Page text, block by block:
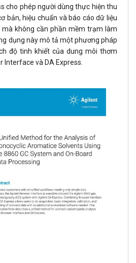
cho phép người dùng thực hiện thu
bản, hiệu chuẩn và báo cáo dữ liệu
không cần phần mềm trạm làm
dụng này mô tả một phương pháp
độ tinh khiết của dung môi thơm
Interface và DA Express.